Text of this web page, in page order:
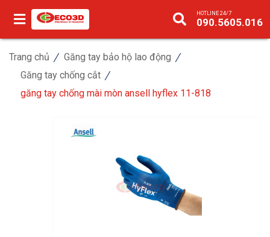
HOTLINE 24/7
090.5605.016
Trang chủ
Găng tay bảo hộ lao động
Găng tay chống cắt
găng tay chống mài mòn ansell hyflex 11-818